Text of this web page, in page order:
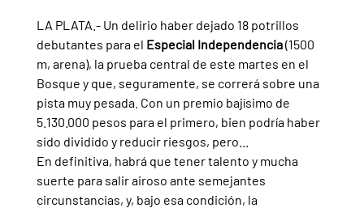
LA PLATA.- Un delirio haber dejado 18 potrillos
debutantes para el Especial Independencia (1500
m, arena), la prueba central de este martes en el
Bosque y que, seguramente, se correrá sobre una
pista muy pesada. Con un premio bajísimo de
5.130.000 pesos para el primero, bien podría haber
sido dividido y reducir riesgos, pero...
En definitiva, habrá que tener talento y mucha
suerte para salir airoso ante semejantes
circunstancias, y, bajo esa condición, la